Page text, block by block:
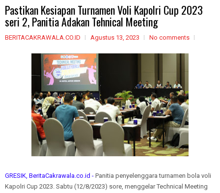
Pastikan Kesiapan Turnamen Voli Kapolri Cup 2023
seri 2, Panitia Adakan Tehnical Meeting
BERITACAKRAWALA.CO.ID Agustus 13, 2023 No comments
GRESIK, BeritaCakrawala.co.id - Panitia penyelenggara turnamen bola voli
Kapolri Cup 2023. Sabtu (12/8/2023) sore, menggelar Technical Meeting